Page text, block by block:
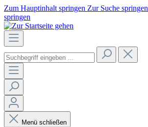
Zum Hauptinhalt springen Zur Suche springen
springen
Menü schließen